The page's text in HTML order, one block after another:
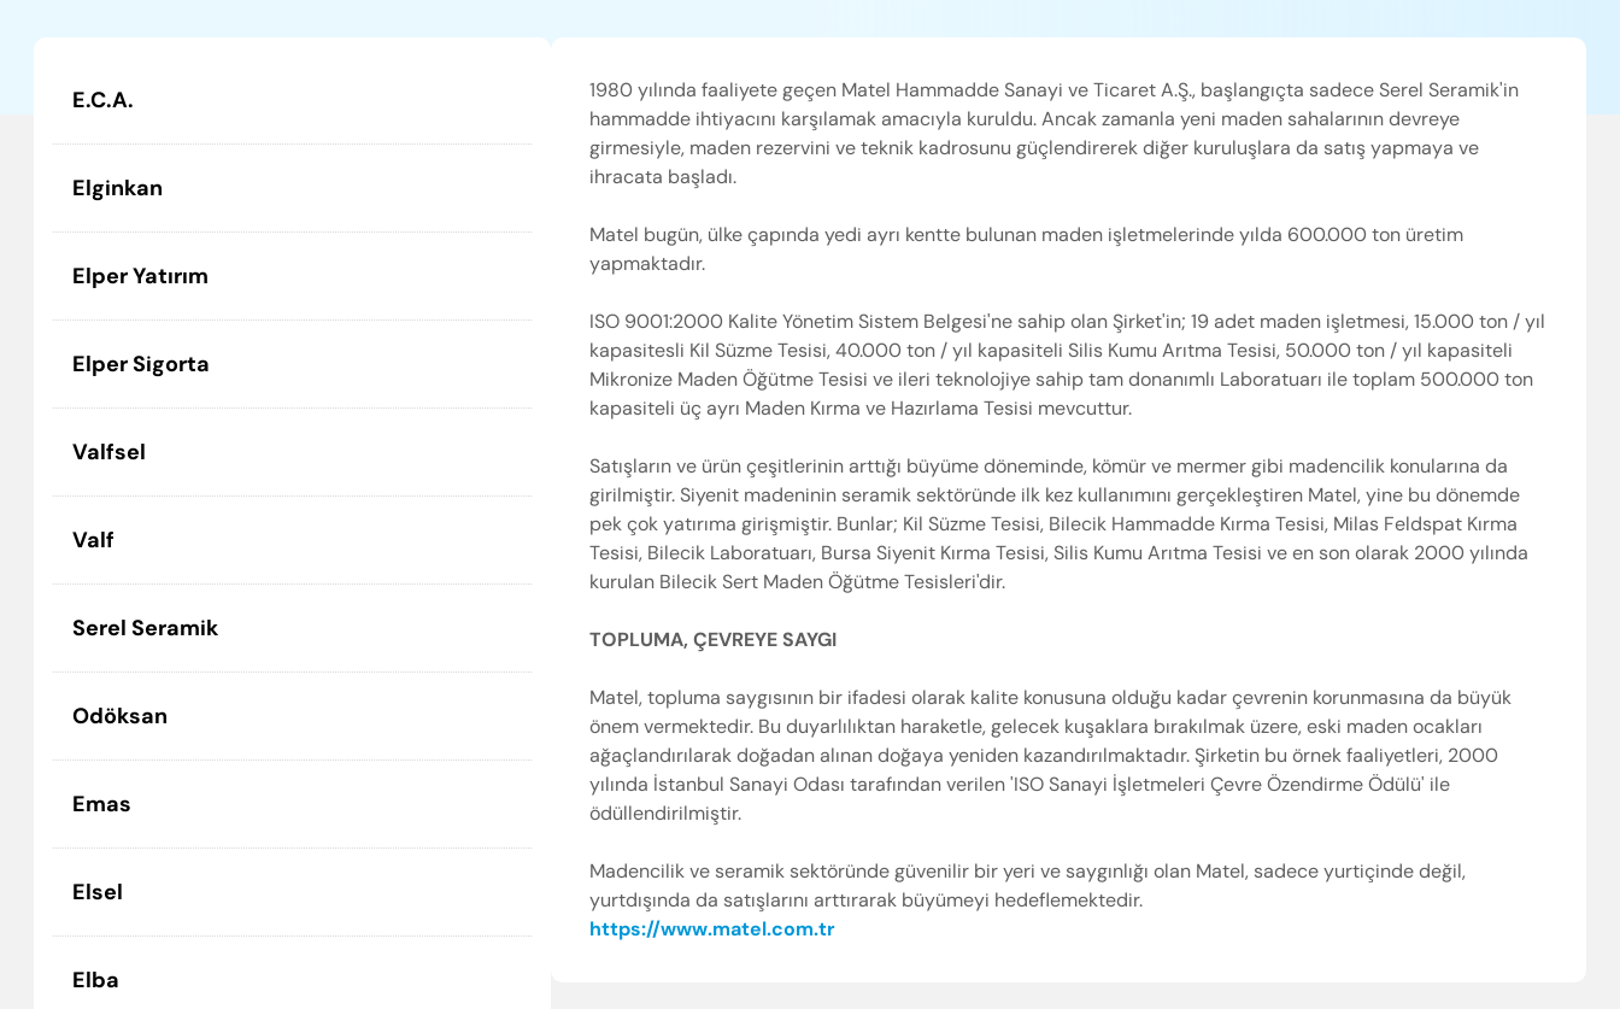
E.C.A.
Elginkan
Elper Yatırım
Elper Sigorta
Valfsel
Valf
Serel Seramik
Odöksan
Emas
Elsel
Elba
1980 yılında faaliyete geçen Matel Hammadde Sanayi ve Ticaret A.Ş., başlangıçta sadece Serel Seramik'in
hammadde ihtiyacını karşılamak amacıyla kuruldu. Ancak zamanla yeni maden sahalarının devreye
girmesiyle, maden rezervini ve teknik kadrosunu güçlendirerek diğer kuruluşlara da satış yapmaya ve
ihracata başladı.
Matel bugün, ülke çapında yedi ayrı kentte bulunan maden işletmelerinde yılda 600.000 ton üretim
yapmaktadır.
ISO 9001:2000 Kalite Yönetim Sistem Belgesi'ne sahip olan Şirket'in; 19 adet maden işletmesi, 15.000 ton / yıl
kapasitesli Kil Süzme Tesisi, 40.000 ton / yıl kapasiteli Silis Kumu Arıtma Tesisi, 50.000 ton / yıl kapasiteli
Mikronize Maden Öğütme Tesisi ve ileri teknolojiye sahip tam donanımlı Laboratuarı ile toplam 500.000 ton
kapasiteli üç ayrı Maden Kırma ve Hazırlama Tesisi mevcuttur.
Satışların ve ürün çeşitlerinin arttığı büyüme döneminde, kömür ve mermer gibi madencilik konularına da
girilmiştir. Siyenit madeninin seramik sektöründe ilk kez kullanımını gerçekleştiren Matel, yine bu dönemde
pek çok yatırıma girişmiştir. Bunlar; Kil Süzme Tesisi, Bilecik Hammadde Kırma Tesisi, Milas Feldspat Kırma
Tesisi, Bilecik Laboratuarı, Bursa Siyenit Kırma Tesisi, Silis Kumu Arıtma Tesisi ve en son olarak 2000 yılında
kurulan Bilecik Sert Maden Öğütme Tesisleri'dir.
TOPLUMA, ÇEVREYE SAYGI
Matel, topluma saygısının bir ifadesi olarak kalite konusuna olduğu kadar çevrenin korunmasına da büyük
önem vermektedir. Bu duyarlılıktan haraketle, gelecek kuşaklara bırakılmak üzere, eski maden ocakları
ağaçlandırılarak doğadan alınan doğaya yeniden kazandırılmaktadır. Şirketin bu örnek faaliyetleri, 2000
yılında İstanbul Sanayi Odası tarafından verilen 'ISO Sanayi İşletmeleri Çevre Özendirme Ödülü' ile
ödüllendirilmiştir.
Madencilik ve seramik sektöründe güvenilir bir yeri ve saygınlığı olan Matel, sadece yurtiçinde değil,
yurtdışında da satışlarını arttırarak büyümeyi hedeflemektedir.
https://www.matel.com.tr